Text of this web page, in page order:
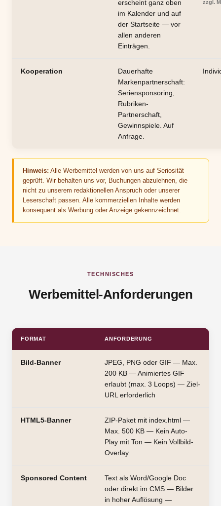
erscheint ganz oben
im Kalender und auf
der Startseite — vor
allen anderen
Einträgen.
zzgl.
Kooperation
Dauerhafte
Markenpartnerschaft:
Seriensponsoring,
Rubriken-
Partnerschaft,
Gewinnspiele. Auf
Anfrage.
Hinweis: Alle Werbemittel werden von uns auf Seriosität
geprüft. Wir behalten uns vor, Buchungen abzulehnen, die
nicht zu unserem redaktionellen Anspruch oder unserer
Leserschaft passen. Alle kommerziellen Inhalte werden
konsequent als Werbung oder Anzeige gekennzeichnet.
TECHNISCHES
Werbemittel-Anforderungen
FORMAT ANFORDERUNG
Bild-Banner
JPEG, PNG oder GIF — Max.
200 KB — Animiertes GIF
erlaubt (max. 3 Loops) — Ziel-
URL erforderlich
HTML5-Banner
ZIP-Paket mit index.html —
Max. 500 KB — Kein Auto-
Play mit Ton — Kein Vollbild-
Overlay
Sponsored Content
Text als Word/Google Doc
oder direkt im CMS — Bilder
in hoher Auflösung —